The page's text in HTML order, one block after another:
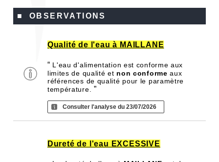
■ OBSERVATIONS
Qualité de l'eau à MAILLANE
“ L'eau d'alimentation est conforme aux
limites de qualité et non conforme aux
références de qualité pour le paramètre
température. ”
Consulter l'analyse du 23/07/2026
Dureté de l'eau EXCESSIVE